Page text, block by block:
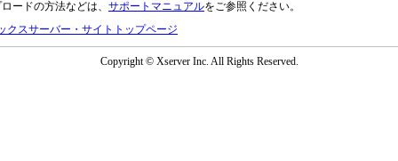
ードの方法などは、 サポートマニュアルをご参照ください。
クスサーバー・サイトトップページ
Copyright © Xserver Inc. All Rights Reserved.